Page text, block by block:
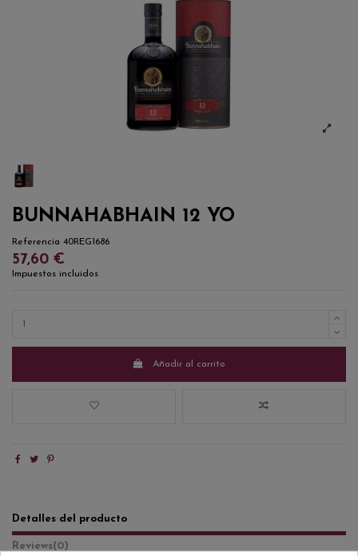
BUNNAHABHAIN 12 YO
Referencia 40REG1686
57,60 €
Impuestos incluidos
Añadir al carrito
Detalles del producto
Reviews(0)